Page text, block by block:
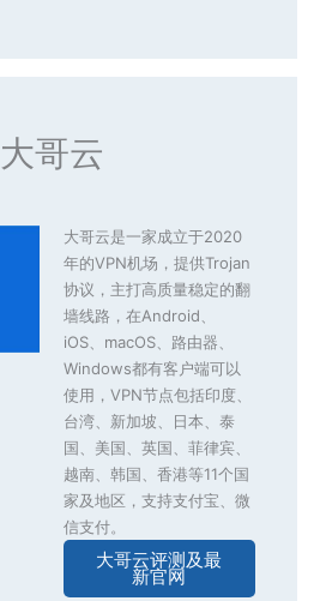
大哥云
大哥云是一家成立于2020
年的VPN机场，提供Trojan
协议，主打高质量稳定的翻
墙线路，在Android、
iOS、macOS、路由器、
Windows都有客户端可以
使用，VPN节点包括印度、
台湾、新加坡、日本、泰
国、美国、英国、菲律宾、
越南、韩国、香港等11个国
家及地区，支持支付宝、微
信支付。
大哥云评测及最
新官网